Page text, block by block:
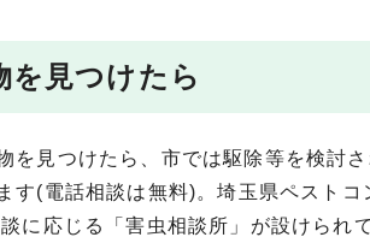
を見つけたら
を見つけたら、市では駆除等を検討
す(電話相談は無料)。埼玉県ペスト
に応じる「害虫相談所」が設けられ